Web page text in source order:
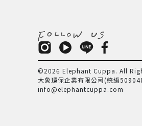
©2026 Elephant Cuppa. All
大象環保企業有限公司(統編
info@elephantcuppa.com